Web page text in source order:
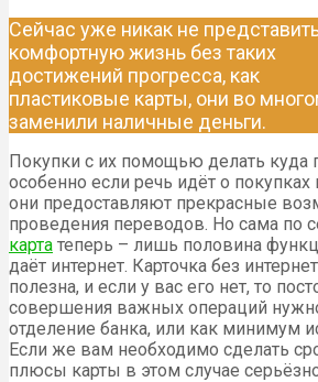
Сейчас уже никак не
комфортную жизнь без таких
достижений прогресса, как
пластиковые карты, они во
заменили наличные деньги.
Покупки с их помощью делать куда
особенно если речь идёт о покупках
они предоставляют прекрасные
проведения переводов. Но сама по
карта теперь – лишь половина
даёт интернет. Карточка без
полезна, и если у вас его нет, то
совершения важных операций
отделение банка, или как минимум
Если же вам необходимо сделать
плюсы карты в этом случае